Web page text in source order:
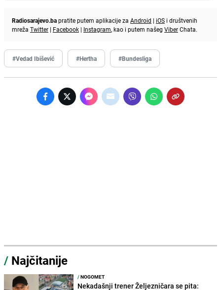
Radiosarajevo.bapratite putem aplikacije za Android | iOS i društvenih
mreža Twitter | Facebook | Instagram, kao i putem našeg ViberChata.
#Vedad Ibišević #Hertha #Bundesliga
/ Najčitanije
/NOGOMET
Nekadašnji trener Željezničara se pita: